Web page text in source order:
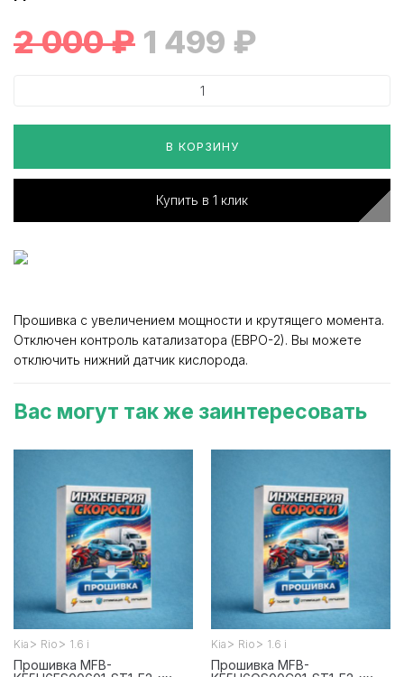
2 000₽ 1 499 ₽
В КОРЗИНУ
Купить в 1 клик
Прошивка с увеличением мощности и крутящего момента.
Отключен контроль катализатора (ЕВРО-2). Вы можете
отключить нижний датчик кислорода.
Вас могут так же заинтересовать
Kia > Rio > 1.6 i
Прошивка MFB-
Kia > Rio > 1.6 i
Прошивка MFB-